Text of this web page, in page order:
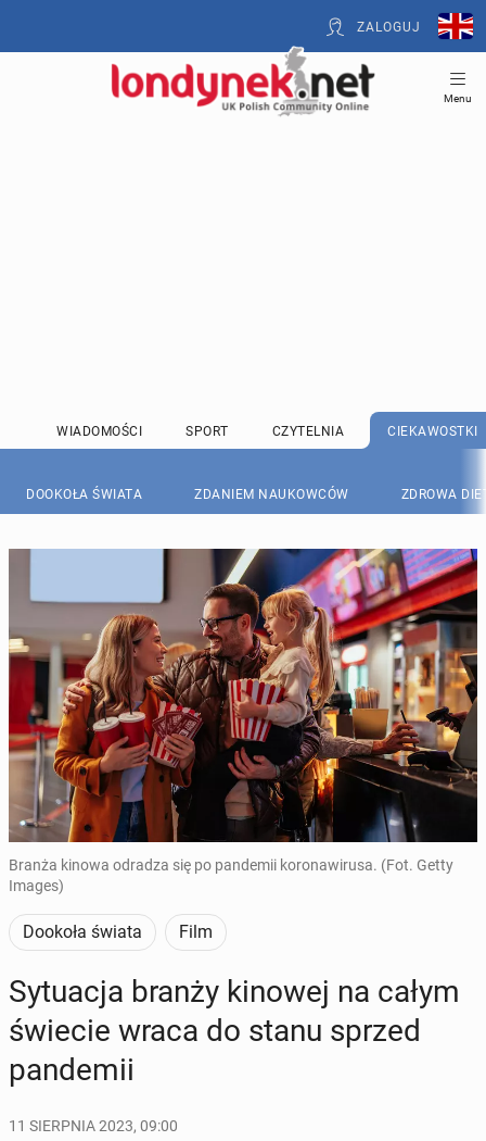
ZALOGUJ
Menu
WIADOMOŚCI SPORT CZYTELNIA CIEKAWOSTKI
DOOKOŁA ŚWIATA ZDANIEM NAUKOWCÓW ZDROWA
Branża kinowa odradza się po pandemii koronawirusa. (Fot. Getty
Images)
Dookoła świata Film
Sy­tu­acja branży kinowej na całym
świecie wraca do stanu sprzed
pan­de­mii
11 SIERPNIA 2023, 09:00